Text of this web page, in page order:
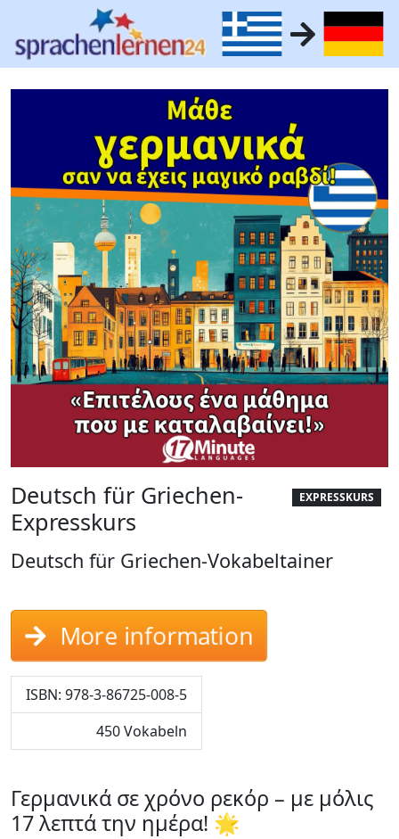
EXPRESSKURS
Deutsch für Griechen-
Expresskurs
Deutsch für Griechen-Vokabeltainer
More information
ISBN: 978-3-86725-008-5
450 Vokabeln
Γερμανικά σε χρόνο ρεκόρ – με μόλις
17 λεπτά την ημέρα! 🌟